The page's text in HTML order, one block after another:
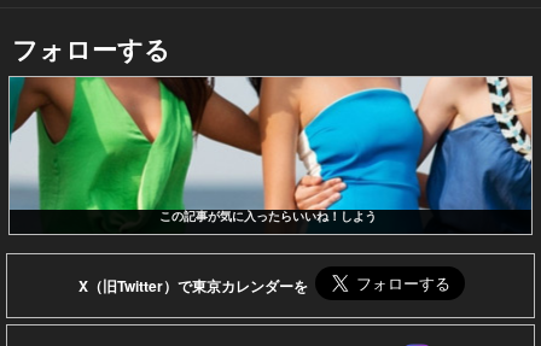
フォローする
この記事が気に入ったらいいね！しよう
X（旧Twitter）で東京カレンダーを